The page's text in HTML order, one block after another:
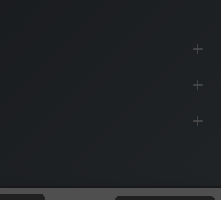
© 1991-2025 Energia Háza